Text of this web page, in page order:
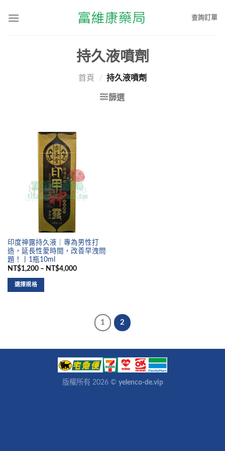
查詢訂單
持久液噴劑
首頁 / 持久液噴劑
篩選
印度神露持久液｜專為男性打
造，延長性愛時間，改善早洩問
題！丨1瓶10ml
NT$1,200 – NT$4,000
選擇規格
1 2
版權所有 2026 © yelenco-de.vip